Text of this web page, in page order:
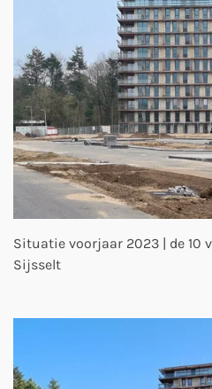
Situatie voorjaar 2023 | de 10
Sijsselt